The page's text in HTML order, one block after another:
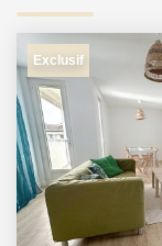
Exclusif